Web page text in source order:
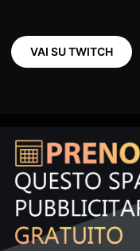
VAI SU TWITCH